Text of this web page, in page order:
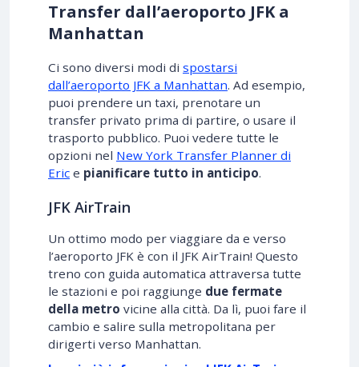
Transfer dall’aeroporto JFK a
Manhattan
Ci sono diversi modi di spostarsi
dall’aeroporto JFK a Manhattan. Ad esempio,
puoi prendere un taxi, prenotare un
transfer privato prima di partire, o usare il
trasporto pubblico. Puoi vedere tutte le
opzioni nel New York Transfer Planner di
Eric e pianificare tutto in anticipo.
JFK AirTrain
Un ottimo modo per viaggiare da e verso
l’aeroporto JFK è con il JFK AirTrain! Questo
treno con guida automatica attraversa tutte
le stazioni e poi raggiunge due fermate
della metro vicine alla città. Da lì, puoi fare il
cambio e salire sulla metropolitana per
dirigerti verso Manhattan.